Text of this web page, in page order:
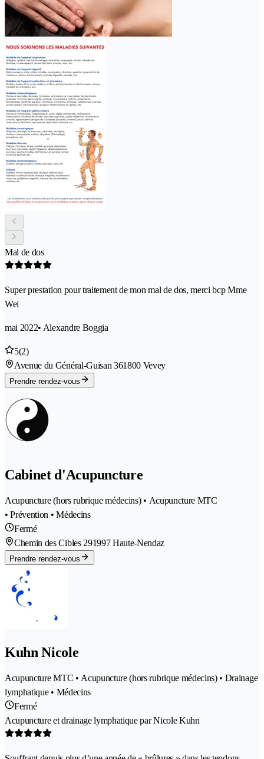
Mal de dos
Super prestation pour traitement de mon mal de dos, merci bcp Mme
Wei
mai 2022• Alexandre Boggia
5(2)
Avenue du Général-Guisan 361800 Vevey
Prendre rendez-vous
Cabinet d'Acupuncture
Acupuncture (hors rubrique médecins) • Acupuncture MTC
• Prévention • Médecins
Fermé
Chemin des Cibles 291997 Haute-Nendaz
Prendre rendez-vous
Kuhn Nicole
Acupuncture MTC • Acupuncture (hors rubrique médecins) • Drainage
lymphatique • Médecins
Fermé
Acupuncture et drainage lymphatique par Nicole Kuhn